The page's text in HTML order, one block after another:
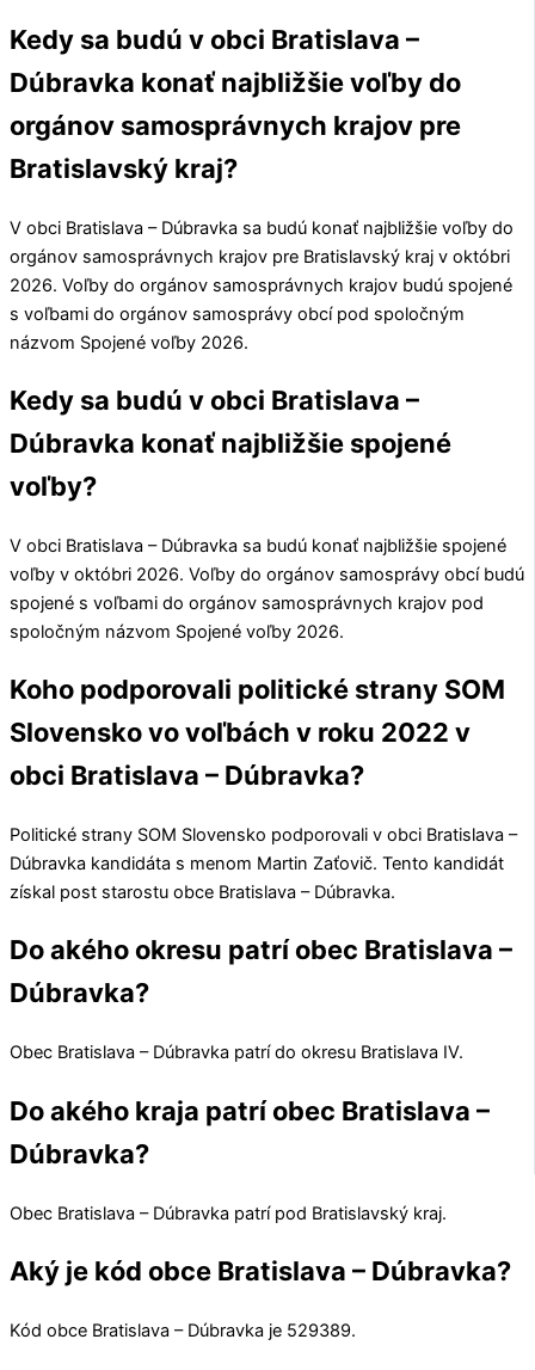
Kedy sa budú v obci Bratislava –
Dúbravka konať najbližšie voľby do
orgánov samosprávnych krajov pre
Bratislavský kraj?
V obci Bratislava – Dúbravka sa budú konať najbližšie voľby do
orgánov samosprávnych krajov pre Bratislavský kraj v októbri
2026. Voľby do orgánov samosprávnych krajov budú spojené
s voľbami do orgánov samosprávy obcí pod spoločným
názvom Spojené voľby 2026.
Kedy sa budú v obci Bratislava –
Dúbravka konať najbližšie spojené
voľby?
V obci Bratislava – Dúbravka sa budú konať najbližšie spojené
voľby v októbri 2026. Voľby do orgánov samosprávy obcí budú
spojené s voľbami do orgánov samosprávnych krajov pod
spoločným názvom Spojené voľby 2026.
Koho podporovali politické strany SOM
Slovensko vo voľbách v roku 2022 v
obci Bratislava – Dúbravka?
Politické strany SOM Slovensko podporovali v obci Bratislava –
Dúbravka kandidáta s menom Martin Zaťovič. Tento kandidát
získal post starostu obce Bratislava – Dúbravka.
Do akého okresu patrí obec Bratislava –
Dúbravka?
Obec Bratislava – Dúbravka patrí do okresu Bratislava IV.
Do akého kraja patrí obec Bratislava –
Dúbravka?
Obec Bratislava – Dúbravka patrí pod Bratislavský kraj.
Aký je kód obce Bratislava – Dúbravka?
Kód obce Bratislava – Dúbravka je 529389.